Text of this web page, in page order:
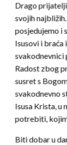
Drago
svojih
posjedujemo i
Isusovi i braća
svakodnevnici
Radost zbog
susret s
svakodnevno
Isusa Krista, u
potrebiti,
Biti dobar u